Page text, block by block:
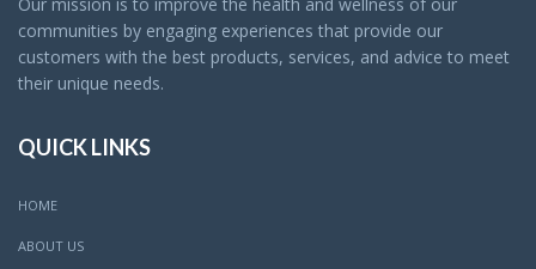
communities by engaging experiences that provide our
customers with the best products, services, and advice to meet
their unique needs.
QUICK LINKS
HOME
ABOUT US